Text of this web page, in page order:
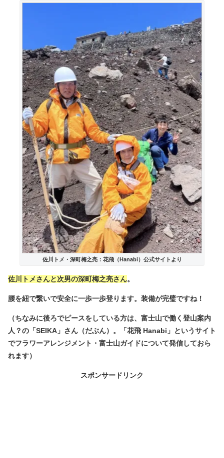
佐川トメ・深町梅之亮：花飛（Hanabi）公式サイトより
佐川トメさんと次男の深町梅之亮さん。
腰を紐で繋いで安全に一歩一歩登ります。装備が完璧ですね！
（ちなみに後ろでピースをしている方は、富士山で働く登山案内
人？の「SEIKA」さん（だぶん）。「花飛 Hanabi」というサイト
でフラワーアレンジメント・富士山ガイドについて発信しておら
れます）
スポンサードリンク